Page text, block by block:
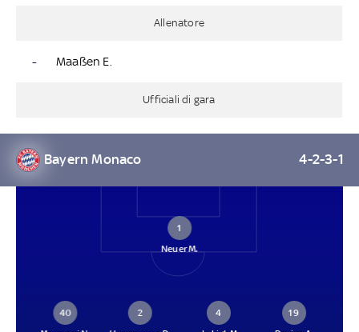
Allenatore
- Maaßen E.
Ufficiali di gara
Bayern Monaco 4-2-3-1
1
Neuer M.
40
2
4
19